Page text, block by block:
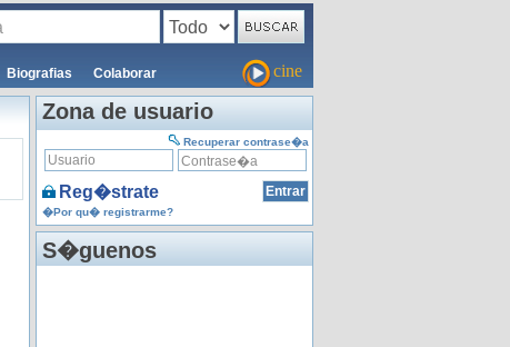
Biografias Colaborar cine
Zona de usuario
Recuperar contrase�a
Reg�strate
�Por qu� registrarme?
S�guenos